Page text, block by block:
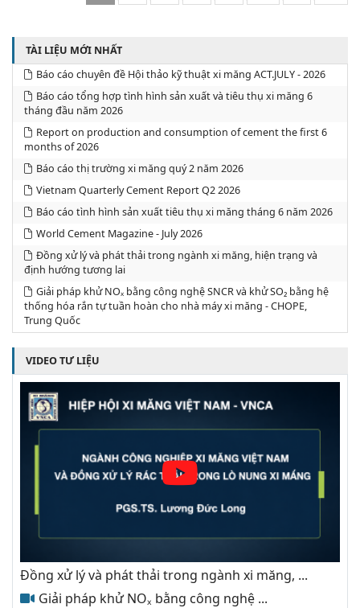
TÀI LIỆU MỚI NHẤT
Báo cáo chuyên đề Hội thảo kỹ thuật xi măng ACT.JULY - 2026
Báo cáo tổng hợp tình hình sản xuất và tiêu thụ xi măng 6
tháng đầu năm 2026
Report on production and consumption of cement the first 6
months of 2026
Báo cáo thị trường xi măng quý 2 năm 2026
Vietnam Quarterly Cement Report Q2 2026
Báo cáo tình hình sản xuất tiêu thụ xi măng tháng 6 năm 2026
World Cement Magazine - July 2026
Đồng xử lý và phát thải trong ngành xi măng, hiện trạng và
định hướng tương lai
Giải pháp khử NOₓ bằng công nghệ SNCR và khử SO₂ bằng hệ
thống hóa rắn tự tuần hoàn cho nhà máy xi măng - CHOPE,
Trung Quốc
VIDEO TƯ LIỆU
Đồng xử lý và phát thải trong ngành xi măng, ...
Giải pháp khử NOₓ bằng công nghệ ...